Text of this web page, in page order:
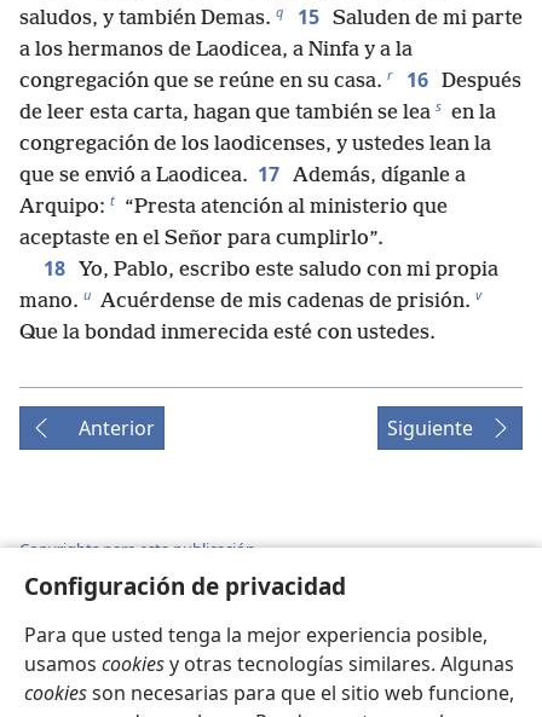
Configuración de privacidad
Para que usted tenga la mejor experiencia posible,
usamos cookiesy otras tecnologías similares. Algunas
cookiesson necesarias para que el sitio web funcione,
saludos, y también Demas. q 15 Saluden de mi parte
a los hermanos de Laodicea, a Ninfa y a la
congregación que se reúne en su casa. r 16 Después
de leer esta carta, hagan que también se lea s en la
congregación de los laodicenses, y ustedes lean la
que se envió a Laodicea. 17 Además, díganle a
Arquipo: t “Presta atención al ministerio que
aceptaste en el Señor para cumplirlo”.
18 Yo, Pablo, escribo este saludo con mi propia
mano. u Acuérdense de mis cadenas de prisión. v
Que la bondad inmerecida esté con ustedes.
Anterior Siguiente
Copyrights para esta publicación
Copyright©2026Watch Tower Bible and Tract Society of
CONDICIONES DE USO|POLÍTICA DE PRIVACIDAD|
CONFIGURACIÓN DE PRIVACIDAD